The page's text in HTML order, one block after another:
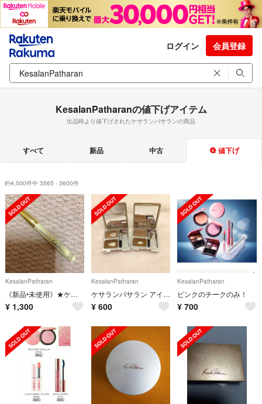
ログイン 会員登録
KesalanPatharanの値下げアイテム
出品時より値下げされたケサランパサランの商品
すべて 新品 中古 値下げ
約4,000件中 3565 - 3600件
KesalanPatharan
《新品•未使用》★ケサランパサラン ペンシルタッチアップ3 です‼︎
¥ 1,300
KesalanPatharan
ケサランパサラン アイブロウパレット
¥ 600
KesalanPatharan
ピンクのチークのみ！
¥ 700